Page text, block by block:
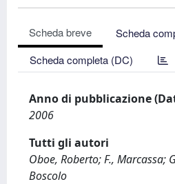
Scheda breve
Scheda
Scheda completa (DC)
Anno di pubblicazione
2006
Tutti gli autori
Oboe, Roberto; F., Marcassa;
Boscolo